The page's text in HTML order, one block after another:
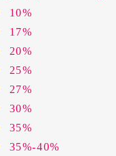
10%
17%
20%
25%
27%
30%
35%
35%-40%